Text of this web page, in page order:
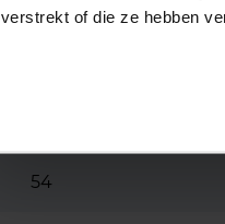
verstrekt of die ze hebben
54